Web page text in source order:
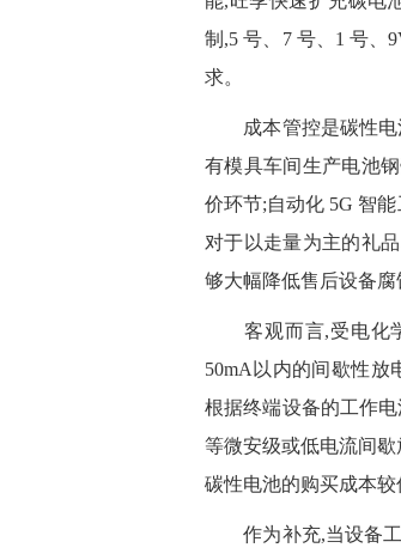
制,5 号、7 号、1 号、
求。
成本管控是碳性电
有模具车间生产电池
价环节;自动化 5G 智
对于以走量为主的礼
够大幅降低售后设备腐
客观而言,受电化学
50mA以内的间歇性放
根据终端设备的工作
等微安级或低电流间
碳性电池的购买成本较
作为补充,当设备工